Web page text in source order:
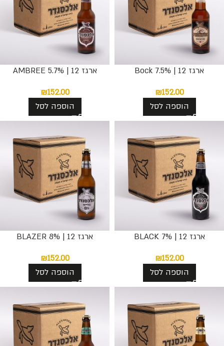
ארגז 12 | 7.5% Bock
₪152.00
הוספה לסל
ארגז 12 | AMBREE 5.7%
₪152.00
הוספה לסל
ארגז 12 | BLACK 7%
₪152.00
הוספה לסל
ארגז 12 | BLAZER 8%
₪152.00
הוספה לסל